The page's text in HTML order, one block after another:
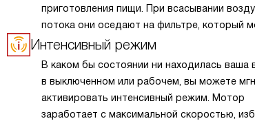
приготовления пищи. При всасывании
потока они оседают на фильтре, который
легко снять и очистить.
Интенсивный режим
В каком бы состоянии ни находилась ваша
в выключенном или рабочем, вы можете
активировать интенсивный режим. Мотор
заработает с максимальной скоростью,